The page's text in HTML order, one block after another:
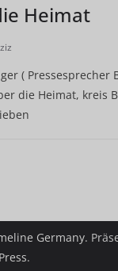
Heimat
( Pressesprecher
die Heimat, kreis
Germany.
.